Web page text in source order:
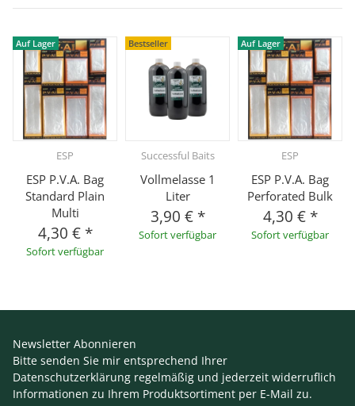
Auf Lager
ESP
ESP P.V.A. Bag
Standard Plain
Multi
4,30 € *
Sofort verfügbar
Bestseller
Successful Baits
Vollmelasse 1
Liter
3,90 € *
Sofort verfügbar
Auf Lager
ESP
ESP P.V.A. Bag
Perforated Bulk
4,30 € *
Sofort verfügbar
Newsletter Abonnieren
Bitte senden Sie mir entsprechend Ihrer
Datenschutzerklärung regelmäßig und jederzeit widerruflich
Informationen zu Ihrem Produktsortiment per E-Mail zu.